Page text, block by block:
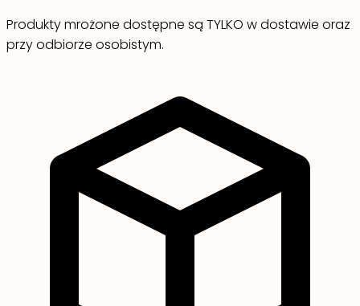
Produkty mrożone dostępne są TYLKO w dostawie oraz
przy odbiorze osobistym.